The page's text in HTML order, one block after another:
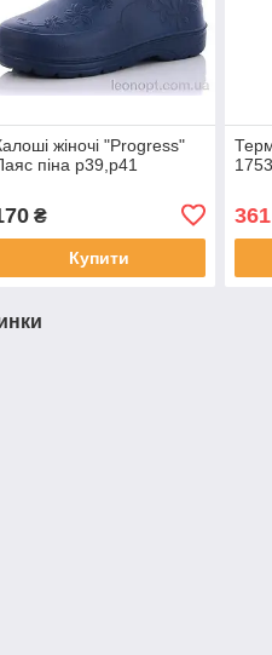
жіночі "Progress"
піна р39,р41
₴
Купити
361